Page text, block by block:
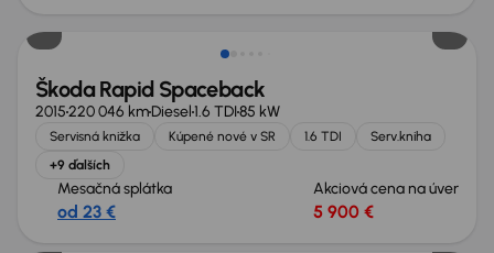
Škoda Rapid Spaceback
2015220 046 kmDiesel1.6 TDI85 kW
Servisná knižka Kúpené nové v SR 1.6 TDI
Serv.kniha
+9 ďalších
Mesačná splátka
od 23 €
Akciová cena na úver
5 900 €
Nové v ponuke